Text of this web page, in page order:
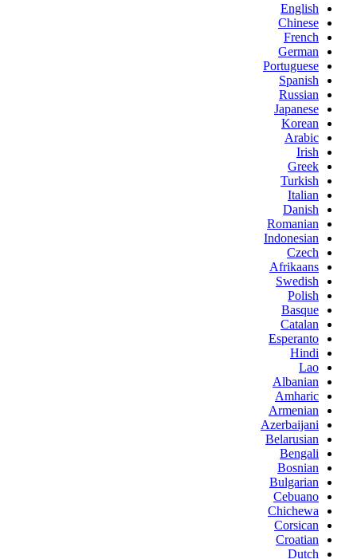
English
Chinese
French
German
Portuguese
Spanish
Russian
Japanese
Korean
Arabic
Irish
Greek
Turkish
Italian
Danish
Romanian
Indonesian
Czech
Afrikaans
Swedish
Polish
Basque
Catalan
Esperanto
Hindi
Lao
Albanian
Amharic
Armenian
Azerbaijani
Belarusian
Bengali
Bosnian
Bulgarian
Cebuano
Chichewa
Corsican
Croatian
Dutch